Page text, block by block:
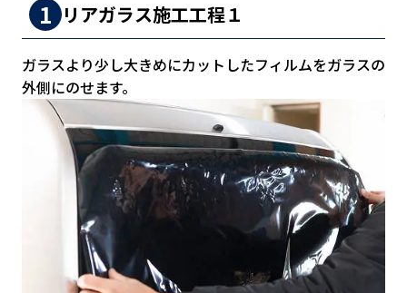
リアガラス施工工程１
ガラスより少し大きめにカットしたフィルムをガラスの
外側にのせます。